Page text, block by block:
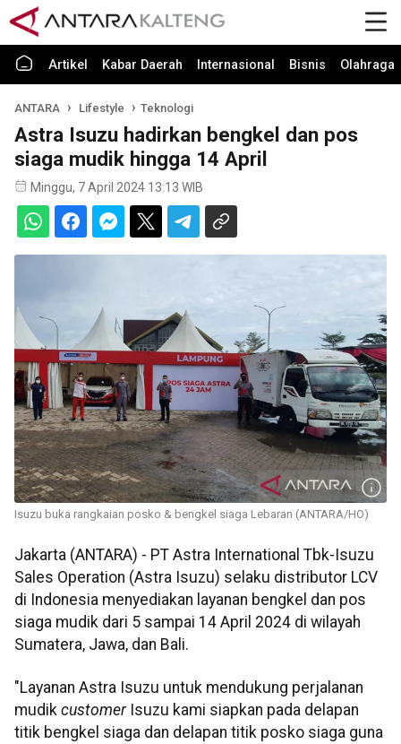
Artikel Kabar Daerah Internasional Bisnis Olahraga
ANTARA Lifestyle Teknologi
Astra Isuzu hadirkan bengkel dan pos
siaga mudik hingga 14 April
Minggu, 7 April 2024 13:13 WIB
Isuzu buka rangkaian posko & bengkel siaga Lebaran (ANTARA/HO)
Jakarta (ANTARA) - PT Astra International Tbk-Isuzu
Sales Operation (Astra Isuzu) selaku distributor LCV
di Indonesia menyediakan layanan bengkel dan pos
siaga mudik dari 5 sampai 14 April 2024 di wilayah
Sumatera, Jawa, dan Bali.
"Layanan Astra Isuzu untuk mendukung perjalanan
mudik customerIsuzu kami siapkan pada delapan
titik bengkel siaga dan delapan titik posko siaga guna